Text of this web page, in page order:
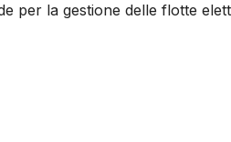
per la gestione delle flotte